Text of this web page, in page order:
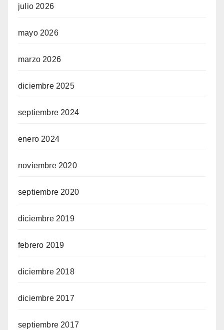
julio 2026
mayo 2026
marzo 2026
diciembre 2025
septiembre 2024
enero 2024
noviembre 2020
septiembre 2020
diciembre 2019
febrero 2019
diciembre 2018
diciembre 2017
septiembre 2017